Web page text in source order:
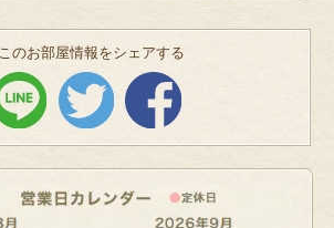
このお部屋情報をシェアする